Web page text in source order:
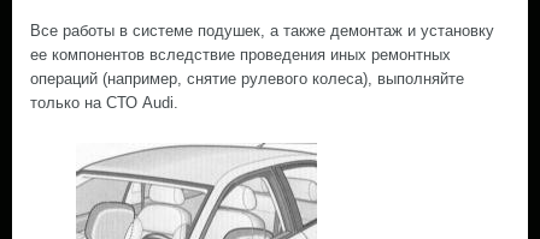
Все работы в системе подушек, а также демонтаж и установку
ее компонентов вследствие проведения иных ремонтных
операций (например, снятие рулевого колеса), выполняйте
только на СТО Audi.